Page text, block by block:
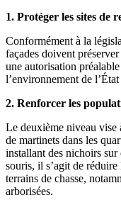
1. Protéger les sites de
Conformément à la
façades doivent
une autorisation
l’environnement de
2. Renforcer les
Le deuxième niveau vise
de martinets dans les
installant des nichoirs
souris, il s’agit de
terrains de chasse,
arborisées.